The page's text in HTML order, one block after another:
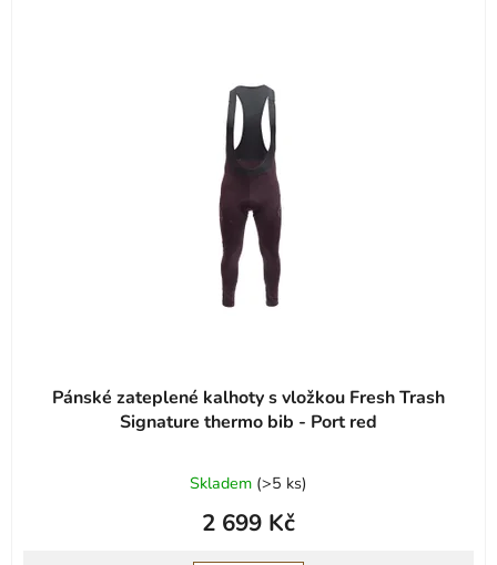
Pánské zateplené kalhoty s vložkou Fresh Trash
Signature thermo bib - Port red
Skladem (>5 ks)
2 699 Kč